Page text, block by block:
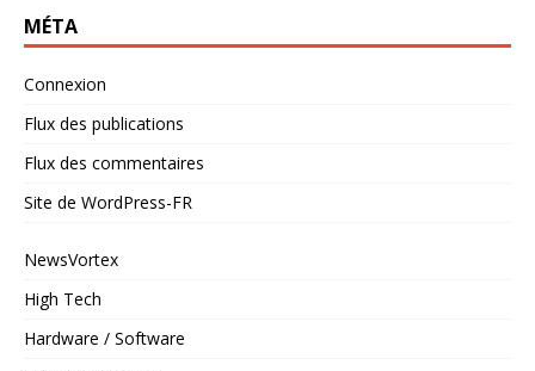
MÉTA
Connexion
Flux des publications
Flux des commentaires
Site de WordPress-FR
NewsVortex
High Tech
Hardware / Software